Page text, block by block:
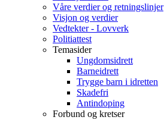
Våre verdier og retningslinjer
Visjon og verdier
Vedtekter - Lovverk
Politiattest
Temasider
Ungdomsidrett
Barneidrett
Trygge barn i idretten
Skadefri
Antindoping
Forbund og kretser